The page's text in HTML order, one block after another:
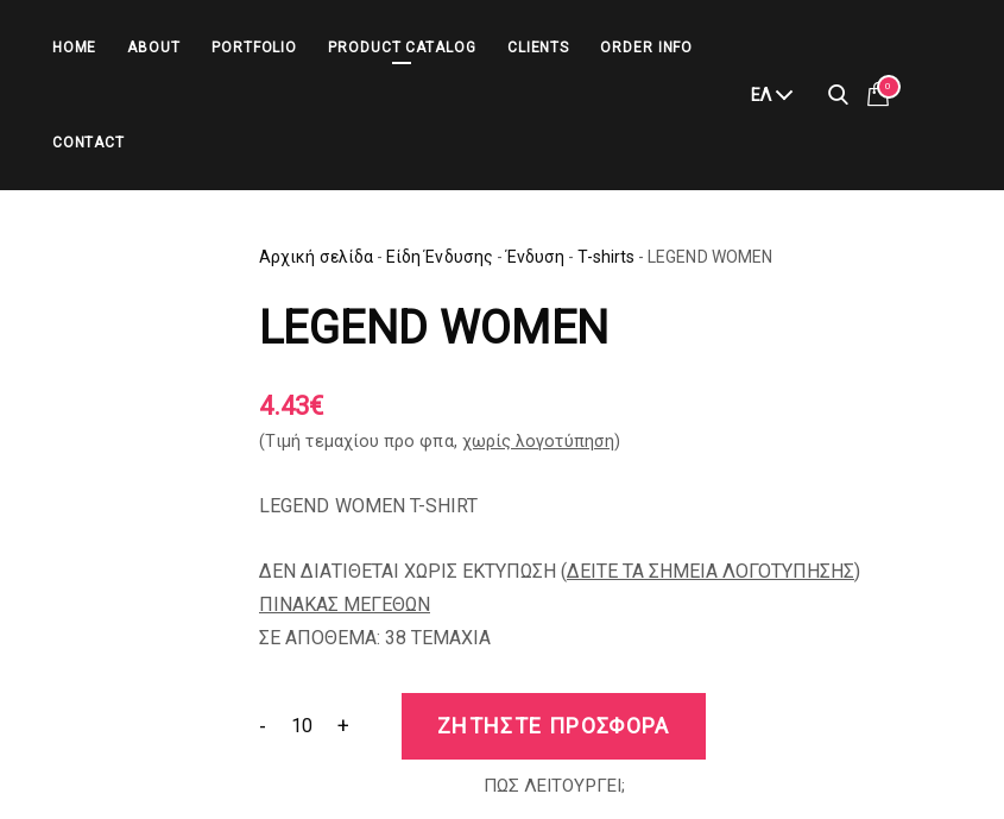
HOME ABOUT PORTFOLIO PRODUCT CATALOG CLIENTS ORDER INFO
CONTACT
ΕΛ 0
Αρχική σελίδα - Είδη Ένδυσης - Ένδυση - T-shirts - LEGEND WOMEN
LEGEND WOMEN
4.43€
(Tιμή τεμαχίου προ φπα, χωρίς λογοτύπηση)
LEGEND WOMEN T-SHIRT
ΔΕΝ ΔΙΑΤΙΘΕΤΑΙ ΧΩΡΙΣ ΕΚΤΥΠΩΣΗ (ΔΕΙΤΕ ΤΑ ΣΗΜΕΙΑ ΛΟΓΟΤΥΠΗΣΗΣ)
ΠΙΝΑΚΑΣ ΜΕΓΕΘΩΝ
ΣΕ ΑΠΟΘΕΜΑ: 38 TEMAXIA
- + ΖΗΤΗΣΤΕ ΠΡΟΣΦΟΡΑ
ΠΩΣ ΛΕΙΤΟΥΡΓΕΙ;